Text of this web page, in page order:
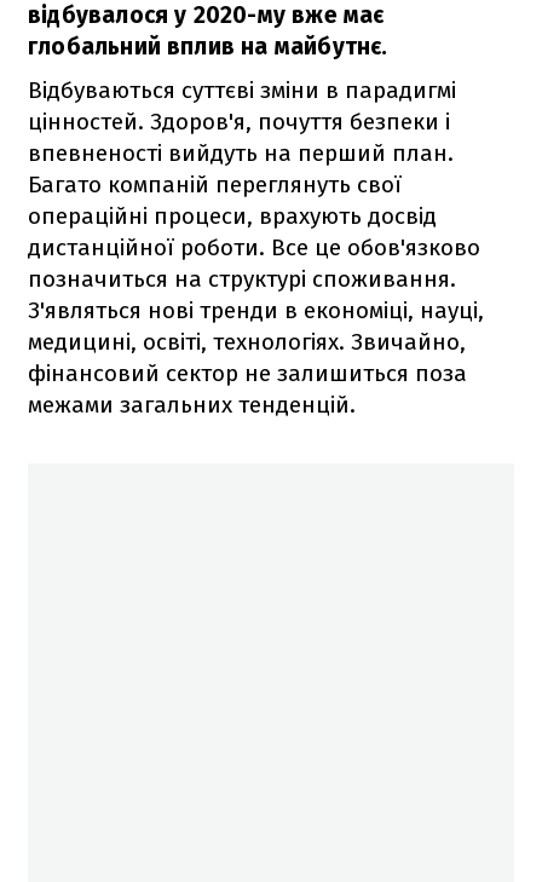
відбувалося у 2020-му вже має
глобальний вплив на майбутнє.
Відбуваються суттєві зміни в парадигмі
цінностей. Здоров'я, почуття безпеки і
впевненості вийдуть на перший план.
Багато компаній переглянуть свої
операційні процеси, врахують досвід
дистанційної роботи. Все це обов'язково
позначиться на структурі споживання.
З'являться нові тренди в економіці, науці,
медицині, освіті, технологіях. Звичайно,
фінансовий сектор не залишиться поза
межами загальних тенденцій.